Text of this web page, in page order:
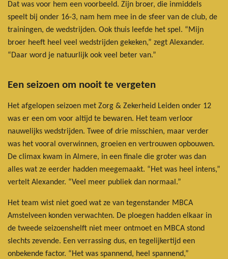
Dat was voor hem een voorbeeld. Zijn broer, die inmiddels
speelt bij onder 16-3, nam hem mee in de sfeer van de club, de
trainingen, de wedstrijden. Ook thuis leefde het spel. “Mijn
broer heeft heel veel wedstrijden gekeken,” zegt Alexander.
“Daar word je natuurlijk ook veel beter van.”
Een seizoen om nooit te vergeten
Het afgelopen seizoen met Zorg & Zekerheid Leiden onder 12
was er een om voor altijd te bewaren. Het team verloor
nauwelijks wedstrijden. Twee of drie misschien, maar verder
was het vooral overwinnen, groeien en vertrouwen opbouwen.
De climax kwam in Almere, in een finale die groter was dan
alles wat ze eerder hadden meegemaakt. “Het was heel intens,”
vertelt Alexander. “Veel meer publiek dan normaal.”
Het team wist niet goed wat ze van tegenstander MBCA
Amstelveen konden verwachten. De ploegen hadden elkaar in
de tweede seizoenshelft niet meer ontmoet en MBCA stond
slechts zevende. Een verrassing dus, en tegelijkertijd een
onbekende factor. “Het was spannend, heel spannend,”